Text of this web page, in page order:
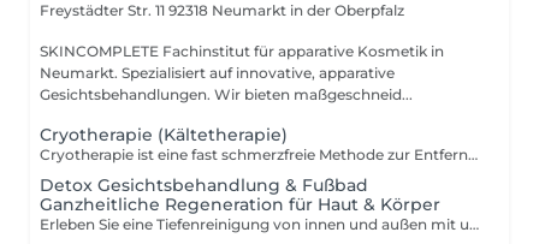
Freystädter Str. 11 92318 Neumarkt in der Oberpfalz
SKINCOMPLETE Fachinstitut für apparative Kosmetik in
Neumarkt. Spezialisiert auf innovative, apparative
Gesichtsbehandlungen. Wir bieten maßgeschneid...
Cryotherapie (Kältetherapie)
Cryotherapie ist eine fast schmerzfreie Methode zur Entfernung von Hautveränderungen. Sie beseitigt Pigmentstörungen und Altersflecken. Fibrome können in Sekunden schmerzfrei zerstört werden.
Detox Gesichtsbehandlung & Fußbad
Ganzheitliche Regeneration für Haut & Körper
Erleben Sie eine Tiefenreinigung von innen und außen mit unserer exklusiven Detox Gesichtsbehandlung inklusive Detox Fußbad. Diese Kombination befreit Ihre Haut von Schadstoffen, stimuliert die Durchblutung und fördert das allgemeine Wohlbefinden. Behandlungsablauf: Detox Fußbad zur Entgiftung & Aktivierung des Stoffwechsels Sanfte Gesichtsreinigung zur Entfernung von Unreinheiten Peeling zur Förderung der Zellerneuerung Inklusive Augenbrauenkorrektur Entgiftende Maske mit wertvollen Wirkstoffen Entspannende Massage zur Anregung der Mikrozirkulation Abschlusspflege für eine hydratisierte, strahlende Haut Gönnen Sie sich dieses Rundum-Wohlfühl-Erlebnis für neue Energie und Frische. Jetzt Termin sichern & sich rundum verwöhnen lassen!